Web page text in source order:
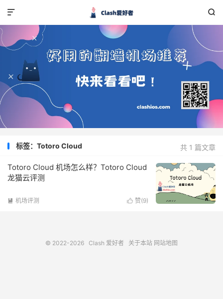


共 1 篇文章
标签：Totoro Cloud
Totoro Cloud 机场怎么样？Totoro Cloud
龙猫云评测
 赞(9)
 机场评测
© 2022-2026 Clash 爱好者 关于本站 网站地图